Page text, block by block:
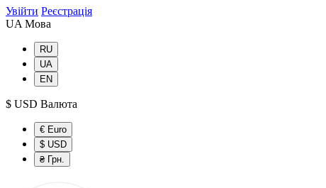
Увійти Реєстрація
UA Мова
RU
UA
EN
$ USD Валюта
€ Euro
$ USD
₴ Грн.